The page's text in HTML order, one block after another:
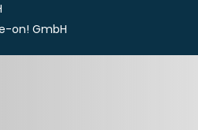
on! GmbH